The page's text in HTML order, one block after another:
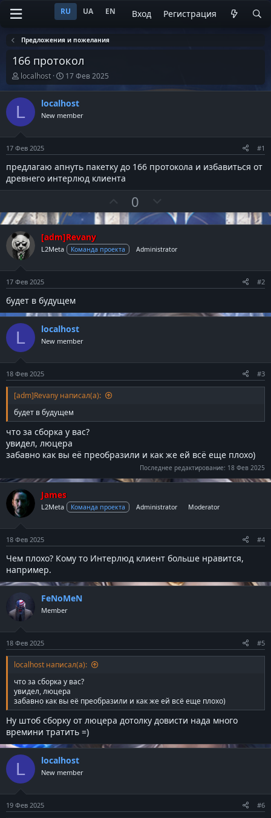
RU UA EN Вход Регистрация
Предложения и пожелания
166 протокол
А
в
т
т
ы
localhost
Д
а
т
а
н
л
17 Фев 2025
L localhost
New member
17 Фев 2025 #1
предлагаю апнуть пакетку до 166 протокола и избавиться от
древнего интерлюд клиента
о
з
и
т
и
н
й
л
с
0
е
г
т
и
н
й
л
с
[adm]Revany
L2Meta Команда проекта Administrator
17 Фев 2025 #2
будет в будущем
L localhost
New member
18 Фев 2025 #3
[adm]Revany написал(а):
будет в будущем
что за сборка у вас?
увидел, люцера
забавно как вы её преобразили и как же ей всё еще плохо)
Последнее редактирование: 18 Фев 2025
James
L2Meta Команда проекта Administrator Moderator
18 Фев 2025 #4
Чем плохо? Кому то Интерлюд клиент больше нравится,
например.
FeNoMeN
Member
18 Фев 2025 #5
localhost написал(а):
что за сборка у вас?
увидел, люцера
забавно как вы её преобразили и как же ей всё еще плохо)
Ну штоб сборку от люцера дотолку довисти нада много
времини тратить =)
L localhost
New member
19 Фев 2025 #6